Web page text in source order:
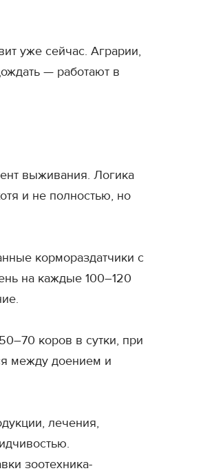
уже сейчас. Аграрии,
— работают в
выживания. Логика
и не полностью, но
кормораздатчики с
на каждые 100–120
коров в сутки, при
между доением и
лечения,
зоотехника-